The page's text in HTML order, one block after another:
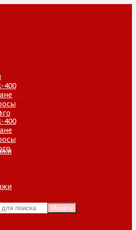
400
Искать
400